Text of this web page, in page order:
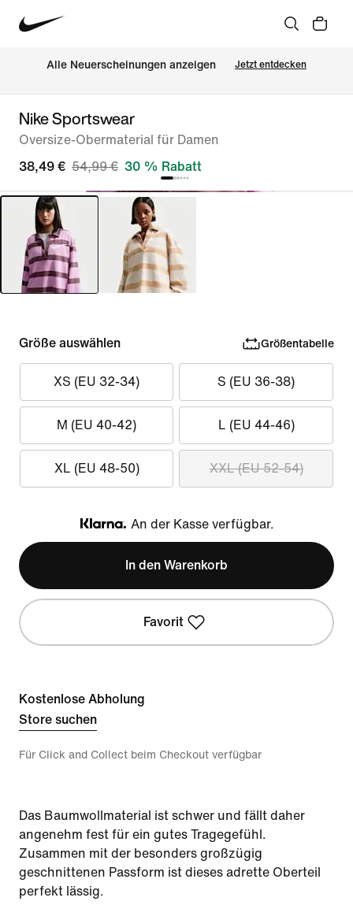
Alle Neuerscheinungen anzeigen Jetzt entdecken
Nike Sportswear
Oversize-Obermaterial für Damen
38,49 € 54,99 € 30 % Rabatt
Größe auswählen Größentabelle
XS (EU 32-34) S (EU 36-38)
M (EU 40-42) L (EU 44-46)
XL (EU 48-50) XXL (EU 52-54)
Klarna
An der Kasse verfügbar.
In den Warenkorb
Favorit
Kostenlose Abholung
Store suchen
Für Click and Collect beim Checkout verfügbar
Das Baumwollmaterial ist schwer und fällt daher
angenehm fest für ein gutes Tragegefühl.
Zusammen mit der besonders großzügig
geschnittenen Passform ist dieses adrette Oberteil
perfekt lässig.